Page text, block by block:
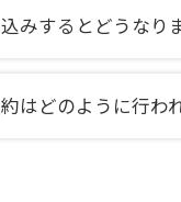
みするとどうなり
はどのように行わ